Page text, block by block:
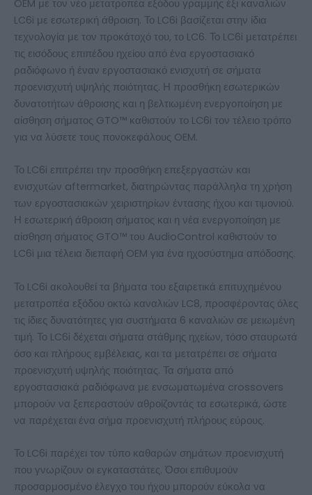
OEM με τον νέο μετατροπέα εξόδου γραμμής έξι καναλιών
LC6i με εσωτερική άθροιση. Το LC6i βασίζεται στην ίδια
τεχνολογία με τον προκάτοχό του, το LC6. Το LC6i μετατρέπει
τις εισόδους επιπέδου ηχείου από ένα εργοστασιακό
ραδιόφωνο ή έναν εργοστασιακό ενισχυτή σε σήματα
προενισχυτή υψηλής ποιότητας. Η προσθήκη εσωτερικών
δυνατοτήτων άθροισης και η βελτιωμένη ενεργοποίηση με
αίσθηση σήματος GTO™ καθιστούν το LC6i τον τέλειο τρόπο
για να λύσετε τους πονοκεφάλους OEM.
Το LC6i επιτρέπει την προσθήκη επεξεργαστών και
ενισχυτών aftermarket, διατηρώντας παράλληλα τη χρήση
των εργοστασιακών χειριστηρίων έντασης ήχου και τιμονιού.
Η εσωτερική άθροιση σήματος και η νέα ενεργοποίηση με
αίσθηση σήματος GTO™ του AudioControl καθιστούν το
LC6i μια τέλεια διεπαφή OEM για ένα ηχοσύστημα απόδοσης.
Το LC6i ακολουθεί τα βήματα του εξαιρετικά επιτυχημένου
μετατροπέα εξόδου οκτώ καναλιών LC8, προσφέροντας όλες
τις ίδιες δυνατότητες για συστήματα 6 καναλιών σε μειωμένη
τιμή. Το LC6i δέχεται σήματα στάθμης ηχείων, τόσο σταυρωτά
όσο και πλήρους εμβέλειας, και τα μετατρέπει σε σήματα
προενισχυτή υψηλής ποιότητας. Τα σήματα από
εργοστασιακά ραδιόφωνα με ενσωματωμένα crossovers
μπορούν να ξεπεραστούν αθροίζοντάς τα εσωτερικά, ώστε
να παρέχεται ένα σήμα προενισχυτή πλήρους εύρους.
Το LC6i παρέχει τον τύπο καθαρών σημάτων προενισχυτή
που γνωρίζουν οι εγκαταστάτες. Όσοι επιθυμούν
προσαρμοσμένο έλεγχο του ήχου μπορούν εύκολα να